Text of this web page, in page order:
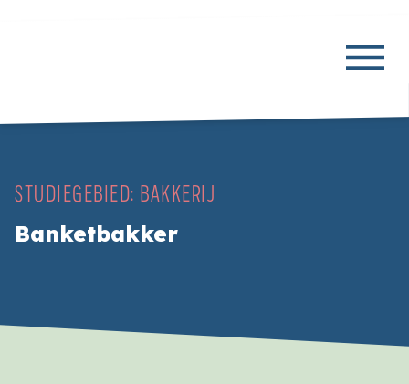
STUDIEGEBIED: BAKKERIJ
Banketbakker